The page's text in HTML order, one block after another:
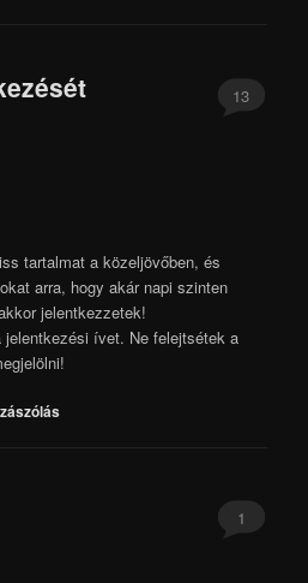
13
tartalmat a közeljövőben, és
arra, hogy akár napi szinten
jelentkezzetek!
jelentkezési ívet. Ne felejtsétek a
1